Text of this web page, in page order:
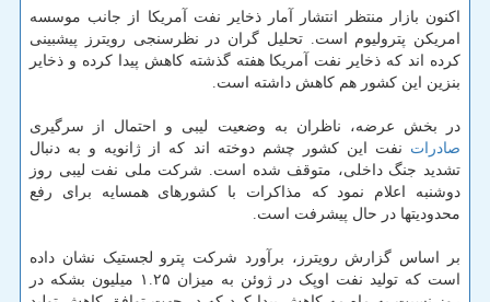
اکنون بازار منتظر انتشار آمار ذخایر نفت آمریکا از جانب موسسه
امریکن پترولیوم است. تحلیل گران در نظرسنجی رویترز پیشبینی
کرده اند که ذخایر نفت آمریکا هفته گذشته کاهش پیدا کرده و ذخایر
بنزین این کشور هم کاهش داشته است.
در بخش عرضه، ناظران به وضعیت لیبی و احتمال از سرگیری
صادرات نفت این کشور چشم دوخته اند که از ژانویه و به دنبال
تشدید جنگ داخلی، متوقف شده است. شرکت ملی نفت لیبی روز
دوشنبه اعلام نمود که مذاکرات با کشورهای همسایه برای رفع
محدودیتها در حال پیشرفت است.
بر اساس گزارش رویترز، برآورد شرکت پترو لجستیک نشان داده
است که تولید نفت اوپک در ژوئن به میزان ۱.۲۵ میلیون بشکه در